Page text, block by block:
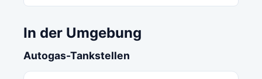
In der Umgebung
Autogas-Tankstellen